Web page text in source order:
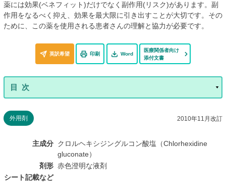
薬には効果(ベネフィット)だけでなく副作用(リスク)があります。副
作用をなるべく抑え、効果を最大限に引き出すことが大切です。その
ために、この薬を使用される患者さんの理解と協力が必要です。
英訳希望 印刷 Word
医療関係者向け
添付文書
外用剤 2010年11月改訂
主成分 クロルヘキシジングルコン酸塩（Chlorhexidine
gluconate）
剤形 赤色澄明な液剤
シート記載など